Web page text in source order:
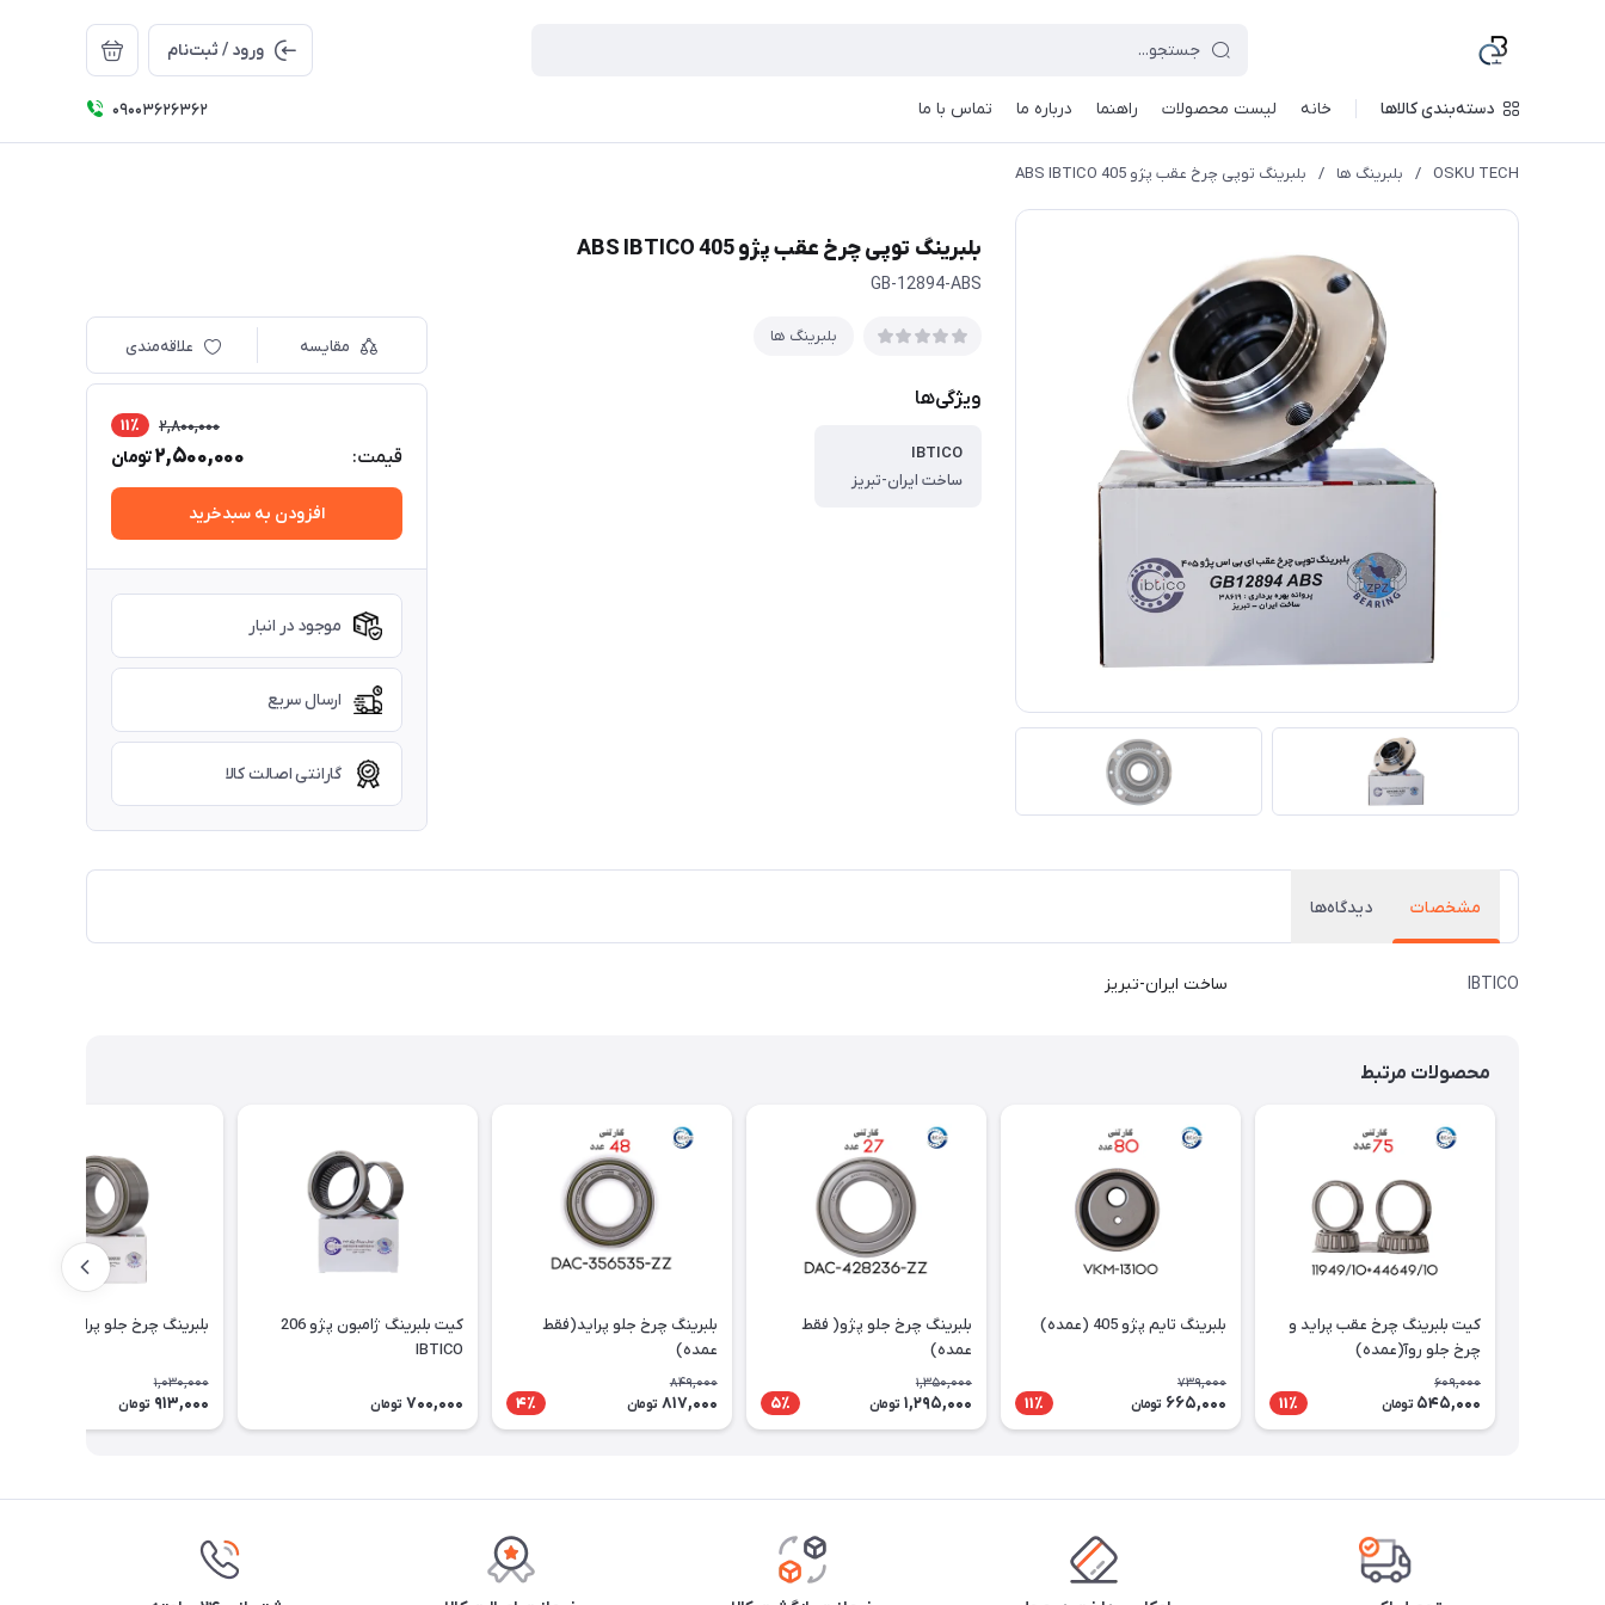
ورود / ثبت‌نام
دسته‌بندی کالاها خانه لیست محصولات راهنما درباره ما تماس با ما 09003626362
OSKU TECH
/ بلبرینگ ها / بلبرینگ توپی چرخ عقب پژو 405 ABS IBTICO
بلبرینگ توپی چرخ عقب پژو 405 ABS IBTICO
GB-12894-ABS
بلبرینگ ها
ویژگی‌ها
IBTICO
ساخت ایران-تبریز
مقایسه علاقه‌مندی
قیمت:
2,800,000 11٪
2,500,000تومان
افزودن به سبدخرید
موجود در انبار
ارسال سریع
گارانتی اصالت کالا
مشخصات دیدگاه‌ها
IBTICO ساخت ایران-تبریز
محصولات مرتبط
کیت بلبرینگ چرخ عقب پراید و
چرخ جلو روآ(عمده)
609,000
545,000 تومان 11٪
بلبرینگ تایم پژو 405 (عمده)
739,000
665,000 تومان 11٪
بلبرینگ چرخ جلو پژو( فقط
عمده)
1,350,000
1,295,000 تومان 5٪
بلبرینگ چرخ جلو پراید(فقط
عمده)
849,000
817,000 تومان 4٪
کیت بلبرینگ ژامبون پژو 206
IBTICO
700,000 تومان
بلبرینگ چرخ جلو پراید IBTICO
1,030,000
913,000 تومان